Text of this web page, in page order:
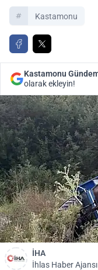
Kastamonu
Kastamonu
olarak ekleyin!
İHA
İhlas Haber Ajansı